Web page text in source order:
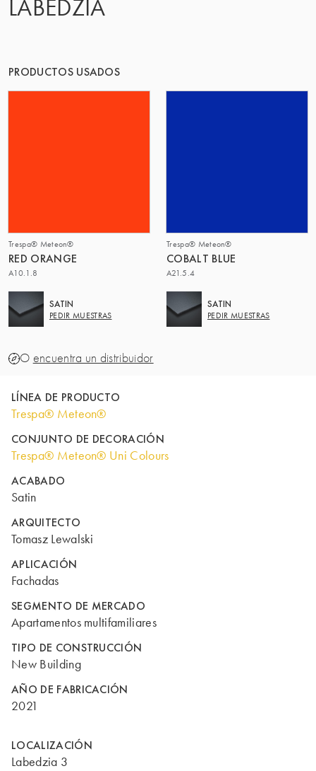
LABEDZIA
PRODUCTOS USADOS
Trespa® Meteon®
RED ORANGE
A10.1.8
SATIN
PEDIR MUESTRAS
Trespa® Meteon®
COBALT BLUE
A21.5.4
SATIN
PEDIR MUESTRAS
O encuentra un distribuidor
LÍNEA DE PRODUCTO
Trespa® Meteon®
CONJUNTO DE DECORACIÓN
Trespa® Meteon® Uni Colours
ACABADO
Satin
ARQUITECTO
Tomasz Lewalski
APLICACIÓN
Fachadas
SEGMENTO DE MERCADO
Apartamentos multifamiliares
TIPO DE CONSTRUCCIÓN
New Building
AÑO DE FABRICACIÓN
2021
LOCALIZACIÓN
Labedzia 3